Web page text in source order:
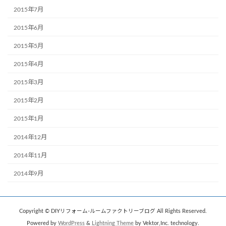
2015年7月
2015年6月
2015年5月
2015年4月
2015年3月
2015年2月
2015年1月
2014年12月
2014年11月
2014年9月
Copyright © DIYリフォーム-ルームファクトリーブログ All Rights Reserved.
Powered by WordPress & Lightning Theme by Vektor,Inc. technology.